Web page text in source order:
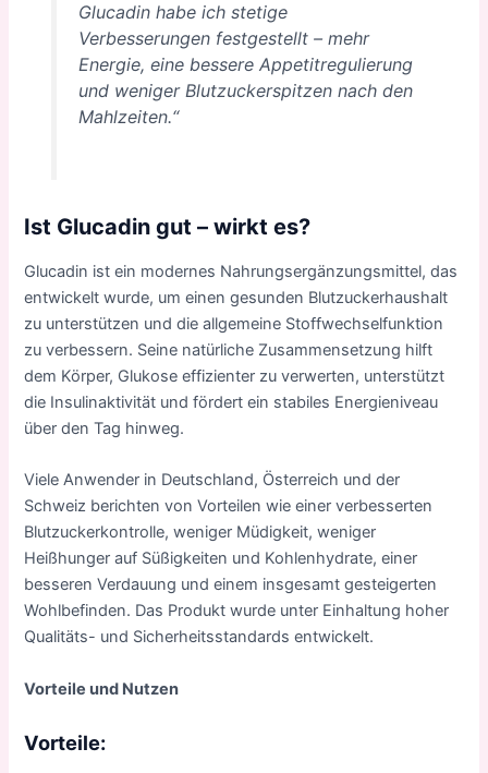
Glucadin habe ich stetige
Verbesserungen festgestellt – mehr
Energie, eine bessere Appetitregulierung
und weniger Blutzuckerspitzen nach den
Mahlzeiten.“
Ist Glucadin gut – wirkt es?
Glucadin ist ein modernes Nahrungsergänzungsmittel, das
entwickelt wurde, um einen gesunden Blutzuckerhaushalt
zu unterstützen und die allgemeine Stoffwechselfunktion
zu verbessern. Seine natürliche Zusammensetzung hilft
dem Körper, Glukose effizienter zu verwerten, unterstützt
die Insulinaktivität und fördert ein stabiles Energieniveau
über den Tag hinweg.
Viele Anwender in Deutschland, Österreich und der
Schweiz berichten von Vorteilen wie einer verbesserten
Blutzuckerkontrolle, weniger Müdigkeit, weniger
Heißhunger auf Süßigkeiten und Kohlenhydrate, einer
besseren Verdauung und einem insgesamt gesteigerten
Wohlbefinden. Das Produkt wurde unter Einhaltung hoher
Qualitäts- und Sicherheitsstandards entwickelt.
Vorteile und Nutzen
Vorteile: